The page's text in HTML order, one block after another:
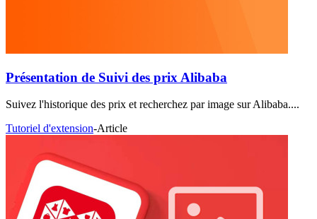
Présentation de Suivi des prix Alibaba
Suivez l'historique des prix et recherchez par image sur Alibaba....
Tutoriel d'extension-Article